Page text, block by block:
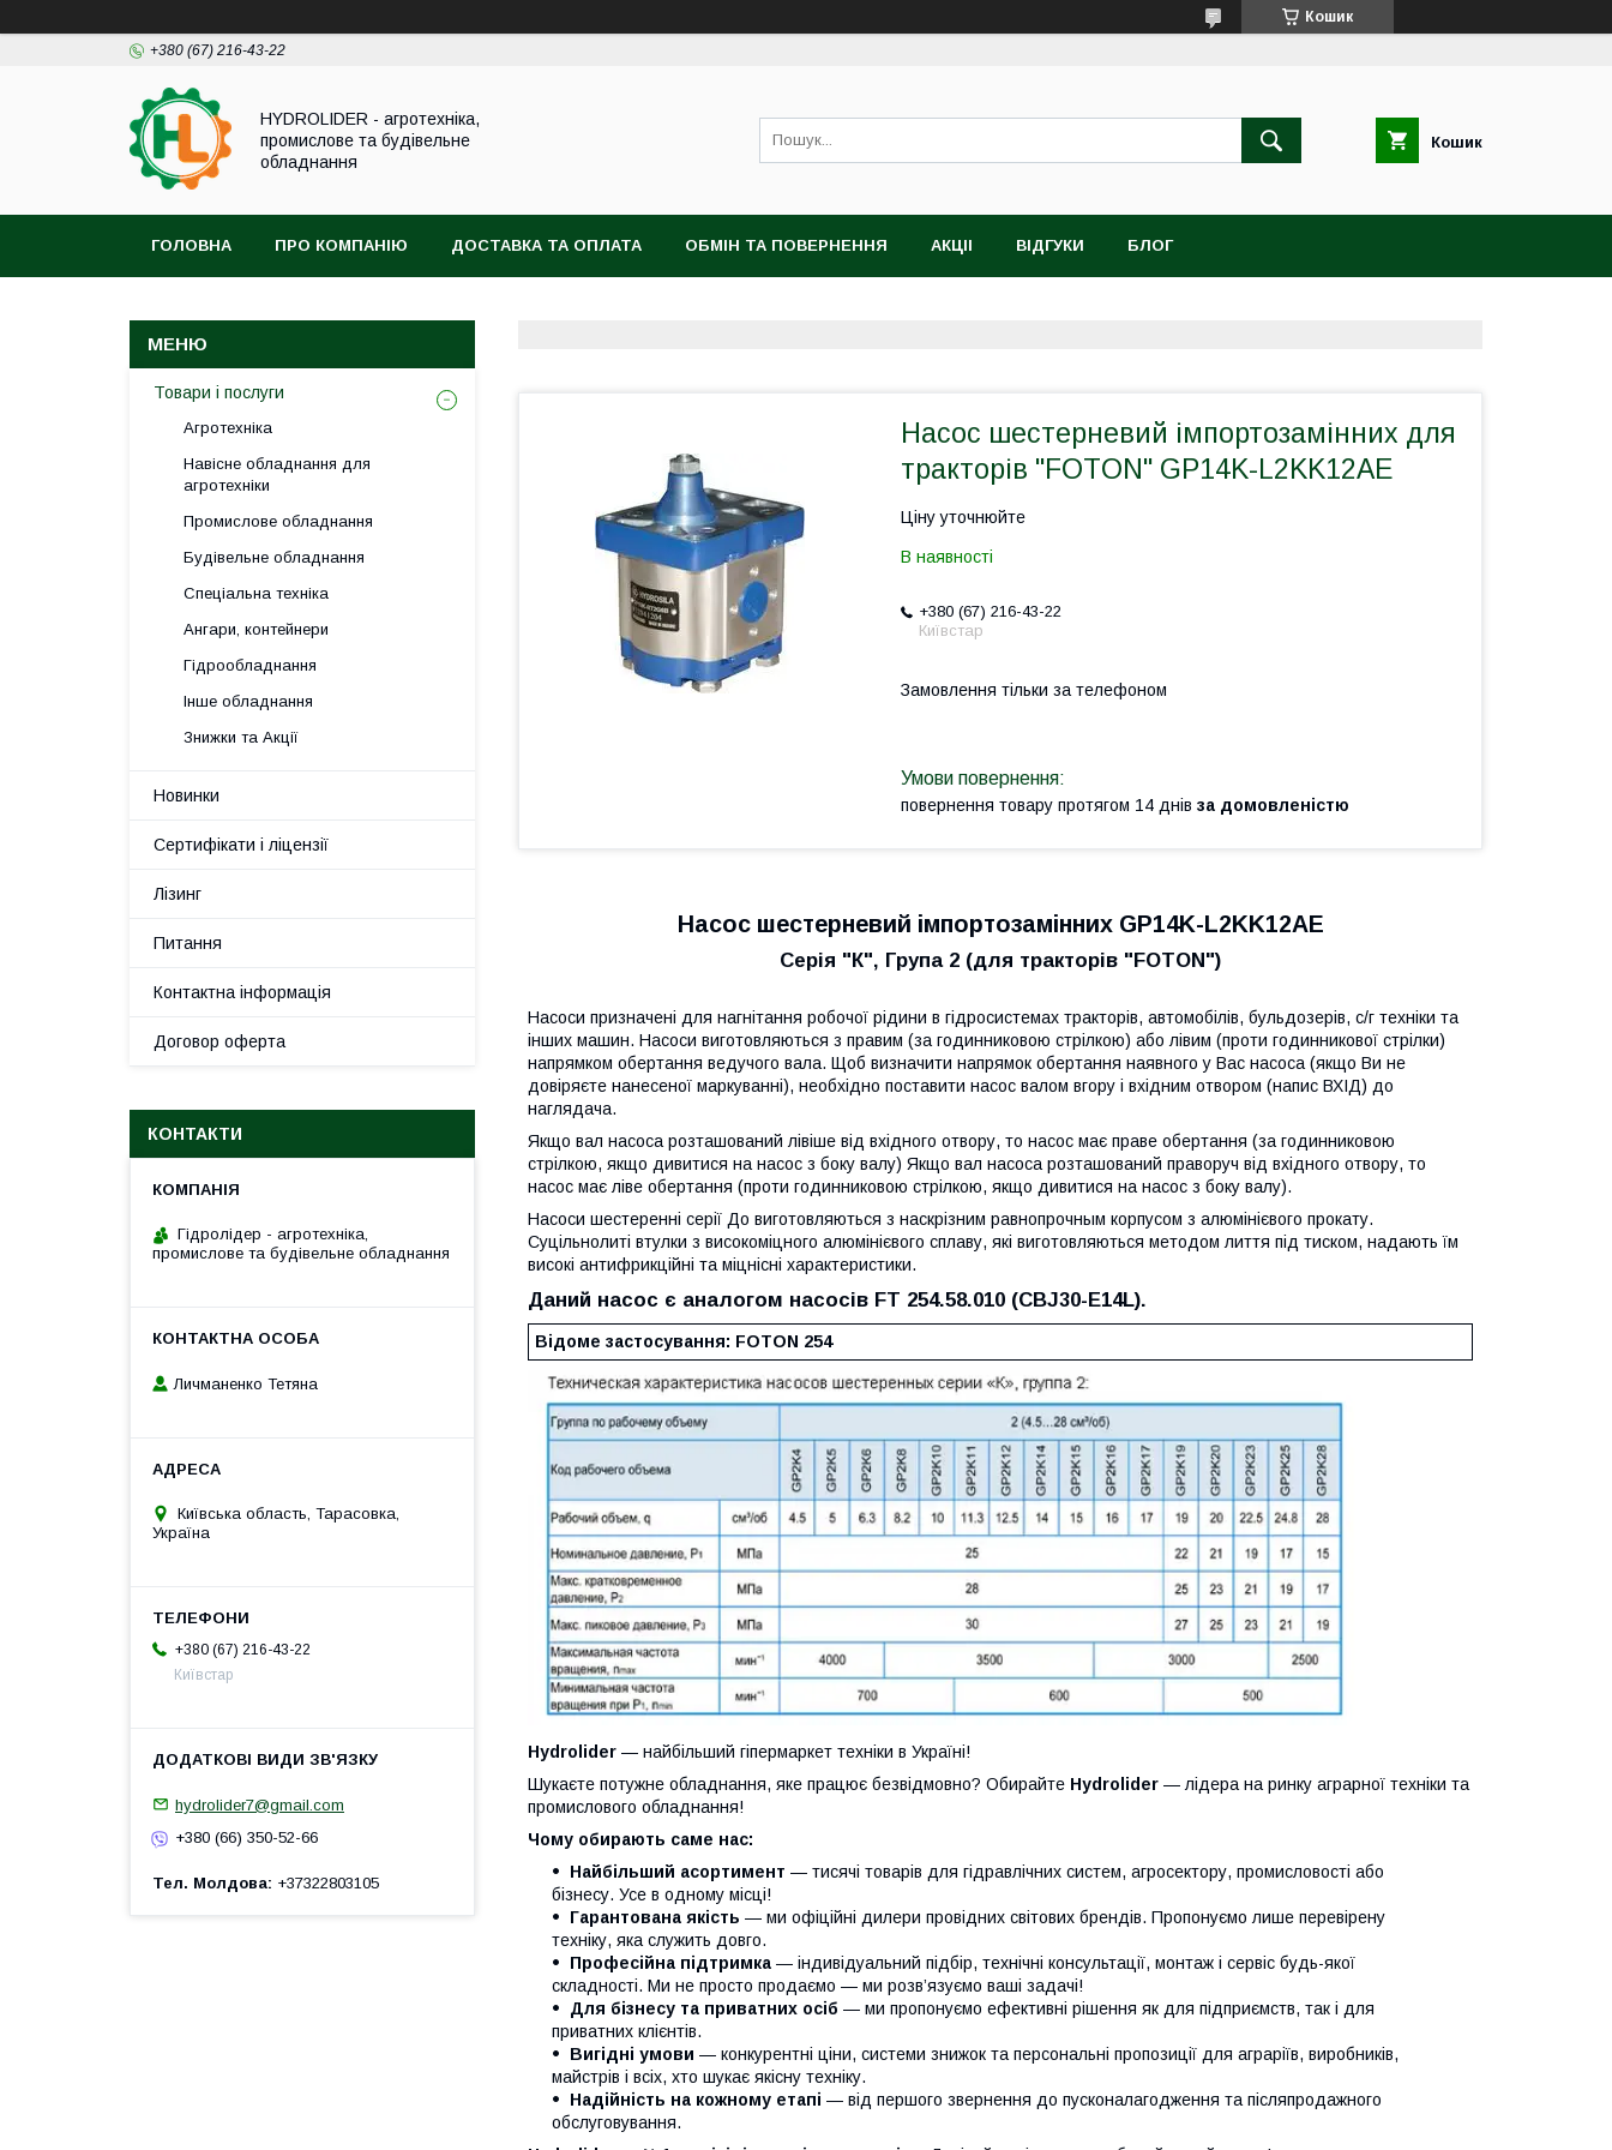
Кошик
+380 (67) 216-43-22
HYDROLIDER - агротехніка,
промислове та будівельне
обладнання
Кошик
ГОЛОВНА ПРО КОМПАНІЮ ДОСТАВКА ТА ОПЛАТА ОБМІН ТА ПОВЕРНЕННЯ АКЦІІ ВІДГУКИ БЛОГ
Насос шестерневий імпортозамінних для
тракторів "FOTON" GP14K-L2KK12AE
Ціну уточнюйте
В наявності
+380 (67) 216-43-22
Київстар
Замовлення тільки за телефоном
повернення товару протягом 14 днів за домовленістю
Насос шестерневий імпортозамінних GP14K-L2KK12AE
Серія "К", Група 2 (для тракторів "FOTON")
Насоси призначені для нагнітання робочої рідини в гідросистемах тракторів, автомобілів, бульдозерів, с/г техніки та
інших машин. Насоси виготовляються з правим (за годинниковою стрілкою) або лівим (проти годинникової стрілки)
напрямком обертання ведучого вала. Щоб визначити напрямок обертання наявного у Вас насоса (якщо Ви не
довіряєте нанесеної маркуванні), необхідно поставити насос валом вгору і вхідним отвором (напис ВХІД) до
наглядача.
Якщо вал насоса розташований лівіше від вхідного отвору, то насос має праве обертання (за годинниковою
стрілкою, якщо дивитися на насос з боку валу) Якщо вал насоса розташований праворуч від вхідного отвору, то
насос має ліве обертання (проти годинниковою стрілкою, якщо дивитися на насос з боку валу).
Насоси шестеренні серії До виготовляються з наскрізним равнопрочным корпусом з алюмінієвого прокату.
Суцільнолиті втулки з високоміцного алюмінієвого сплаву, які виготовляються методом лиття під тиском, надають їм
високі антифрикційні та міцнісні характеристики.
Даний насос є аналогом насосів FT 254.58.010 (CBJ30-E14L).
Відоме застосування: FOTON 254
Hydrolider — найбільший гіпермаркет техніки в Україні!
Шукаєте потужне обладнання, яке працює безвідмовно? Обирайте Hydrolider — лідера на ринку аграрної техніки та
промислового обладнання!
Чому обирають саме нас:
Найбільший асортимент — тисячі товарів для гідравлічних систем, агросектору, промисловості або
бізнесу. Усе в одному місці!
Гарантована якість — ми офіційні дилери провідних світових брендів. Пропонуємо лише перевірену
техніку, яка служить довго.
Професійна підтримка — індивідуальний підбір, технічні консультації, монтаж і сервіс будь-якої
складності. Ми не просто продаємо — ми розв’язуємо ваші задачі!
Для бізнесу та приватних осіб — ми пропонуємо ефективні рішення як для підприємств, так і для
приватних клієнтів.
Вигідні умови — конкурентні ціни, системи знижок та персональні пропозиції для аграріїв, виробників,
майстрів і всіх, хто шукає якісну техніку.
Надійність на кожному етапі — від першого звернення до пусконалагодження та післяпродажного
обслуговування.
Товари і послуги
Агротехніка
Навісне обладнання для
агротехніки
Промислове обладнання
Будівельне обладнання
Спеціальна техніка
Ангари, контейнери
Гідрообладнання
Інше обладнання
Знижки та Акції
Новинки
Сертифікати і ліцензії
Лізинг
Питання
Контактна інформація
Договор оферта
КОНТАКТИ
Гідролідер - агротехніка,
промислове та будівельне обладнання
Личманенко Тетяна
Київська область, Тарасовка,
Україна
+380 (67) 216-43-22
Київстар
hydrolider7@gmail.com
+380 (66) 350-52-66
Тел. Молдова +37322803105